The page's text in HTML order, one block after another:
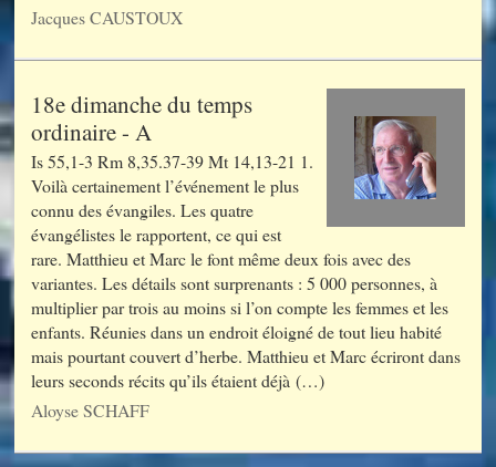
Jacques CAUSTOUX
18e dimanche du temps
ordinaire - A
Is 55,1-3 Rm 8,35.37-39 Mt 14,13-21 1.
Voilà certainement l’événement le plus
connu des évangiles. Les quatre
évangélistes le rapportent, ce qui est
rare. Matthieu et Marc le font même deux fois avec des
variantes. Les détails sont surprenants : 5 000 personnes, à
multiplier par trois au moins si l’on compte les femmes et les
enfants. Réunies dans un endroit éloigné de tout lieu habité
mais pourtant couvert d’herbe. Matthieu et Marc écriront dans
leurs seconds récits qu’ils étaient déjà (…)
Aloyse SCHAFF